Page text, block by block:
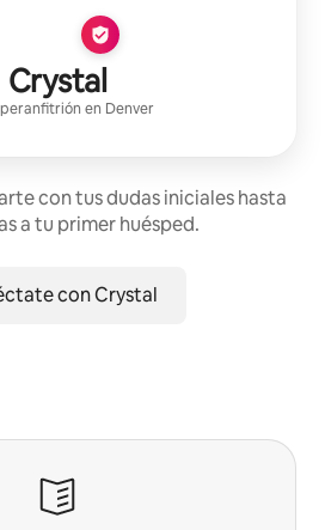
Crystal
en Denver
con tus dudas iniciales hasta
a tu primer huésped.
con Crystal